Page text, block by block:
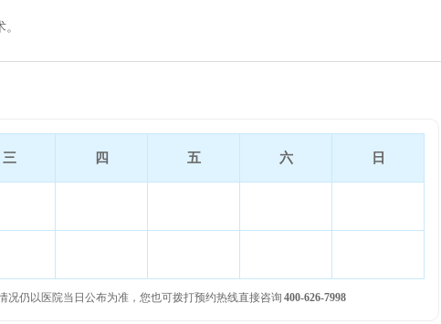
三 四 五 六 日
况仍以医院当日公布为准，您也可拨打预约热线直接咨询 400-626-7998